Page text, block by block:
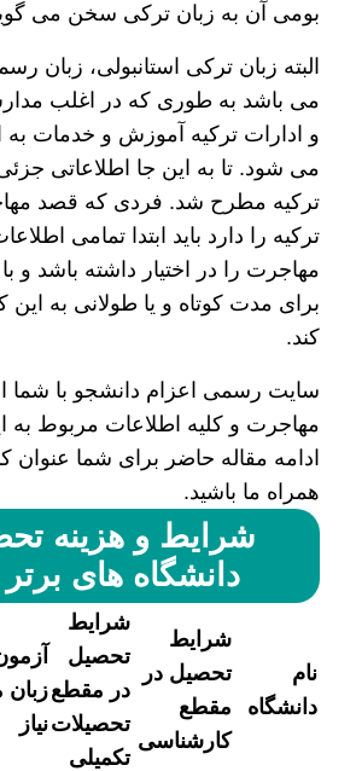
بومی آن به زبان ترکی سخن می
البته زبان ترکی استانبولی، زبان
می باشد به طوری که در اغلب
و ادارات ترکیه آموزش و خدمات به
می شود. تا به این جا اطلاعاتی
ترکیه مطرح شد. فردی که قصد
ترکیه را دارد باید ابتدا تمامی
مهاجرت را در اختیار داشته باشد و
برای مدت کوتاه و یا طولانی به
کند.
سایت رسمی اعزام دانشجو با شما
مهاجرت و کلیه اطلاعات مربوط به
ادامه مقاله حاضر برای شما عنوان
همراه ما باشید.
شرایط و هزینه
دانشگاه های برتر
نام
دانشگاه
شرایط
تحصیل در
مقطع
کارشناسی
شرایط
تحصیل
در مقطع
تحصیلات
تکمیلی
زبان
نیاز